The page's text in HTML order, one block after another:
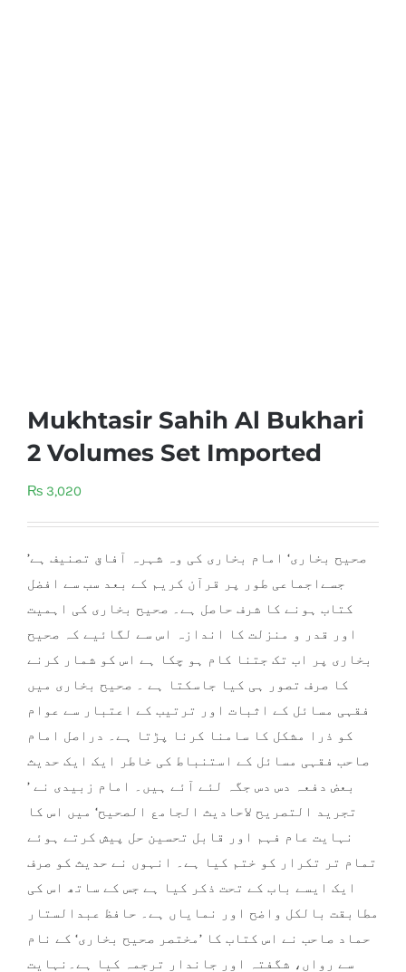
Mukhtasir Sahih Al Bukhari
2 Volumes Set Imported
₨ 3,020
’صحیح بخاری‘ امام بخاری کی وہ شہرہ آفاق تصنیف ہے
جسےاجماعی طور پر قرآن کریم کے بعد سب سے افضل
کتاب ہونے کا شرف حاصل ہے۔ صحیح بخاری کی اہمیت
اور قدر و منزلت کا اندازہ اس سے لگائیے کہ صحیح
بخاری پر اب تک جتنا کام ہو چکا ہے اس کو شمار کرنے
کا صرف تصور ہی کیا جاسکتا ہے ۔ صحیح بخاری میں
فقہی مسائل کے اثبات اور ترتیب کے اعتبار سے عوام
کو ذرا مشکل کا سامنا کرنا پڑتا ہے۔ دراصل امام
صاحب فقہی مسائل کے استنباط کی خاطر ایک ایک حدیث
بعض دفعہ دس دس جگہ لئے آئے ہیں۔ امام زبیدی نے ’
تجرید التصریح لاحادیث الجامع الصحیح‘ میں اس کا
نہایت عام فہم اور قابل تحسین حل پیش کرتے ہوئے
تمام تر تکرار کو ختم کیا ہے۔ انہوں نے حدیث کو صرف
ایک ایسے باب کے تحت ذکر کیا ہے جس کے ساتھ اس کی
مطابقت بالکل واضح اور نمایاں ہے۔ حافظ عبدالستار
حماد صاحب نے اس کتاب کا ’مختصر صحیح بخاری‘ کے نام
سے رواں، شگفتہ اور جاندار ترجمہ کیا ہے۔نہایت